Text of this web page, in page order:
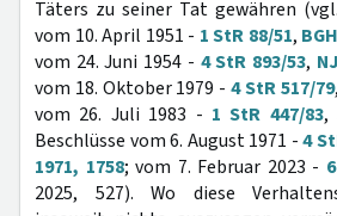
Täters zu seiner Tat gewähren
vom 10. April 1951 - 1 StR 88/51,
vom 24. Juni 1954 - 4 StR 893/53,
vom 18. Oktober 1979 - 4 StR 517/79,
vom 26. Juli 1983 - 1 StR 447/83,
Beschlüsse vom 6. August 1971 -4
1971, 1758; vom 7. Februar 2023 -
2025, 527). Wo diese